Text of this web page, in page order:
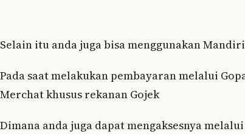
Selain itu anda juga bisa menggunakan
Pada saat melakukan pembayaran melalui
Merchat khusus rekanan Gojek
Dimana anda juga dapat mengaksesnya